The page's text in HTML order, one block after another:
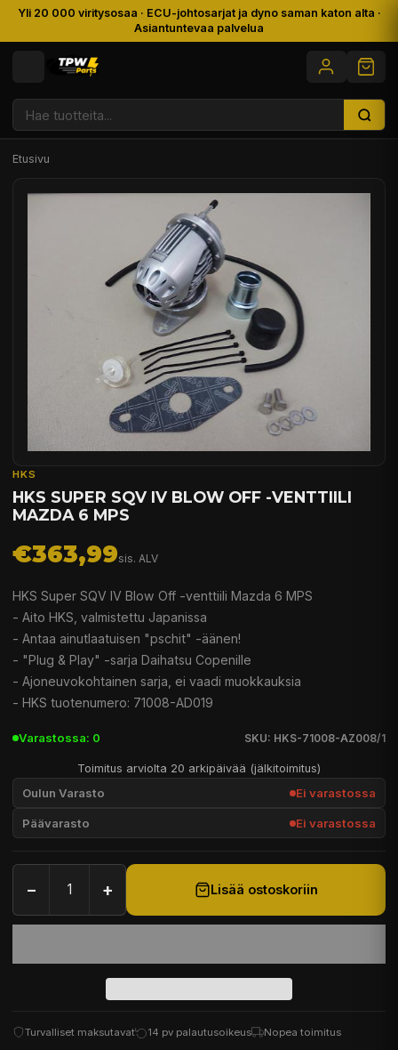
Yli 20 000 viritysosaa · ECU-johtosarjat ja dyno saman katon alta ·
Asiantuntevaa palvelua
Etusivu
HKS
HKS SUPER SQV IV BLOW OFF -VENTTIILI
MAZDA 6 MPS
€363,99sis. ALV
HKS Super SQV IV Blow Off -venttiili Mazda 6 MPS
- Aito HKS, valmistettu Japanissa
- Antaa ainutlaatuisen "pschit" -äänen!
- "Plug & Play" -sarja Daihatsu Copenille
- Ajoneuvokohtainen sarja, ei vaadi muokkauksia
- HKS tuotenumero: 71008-AD019
Varastossa: 0 SKU: HKS-71008-AZ008/1
Toimitus arviolta 20 arkipäivää (jälkitoimitus)
Oulun Varasto Ei varastossa
Päävarasto Ei varastossa
− + Lisää ostoskoriin
Turvalliset maksutavat 14 pv palautusoikeus Nopea toimitus